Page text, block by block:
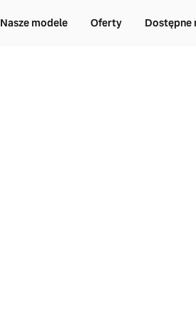
Nasze modele Oferty Dostępne